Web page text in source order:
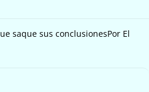
saque sus conclusionesPor El